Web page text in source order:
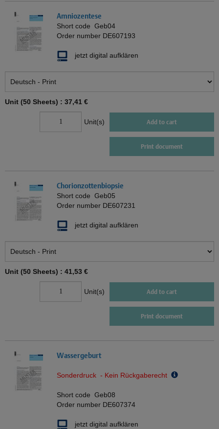
Amniozentese
Short code Geb04
Order number DE607193
jetzt digital aufklären
Unit (50 Sheets) : 37,41 €
Unit(s) Add to cart
Print document
Chorionzottenbiopsie
Short code Geb05
Order number DE607231
jetzt digital aufklären
Unit (50 Sheets) : 41,53 €
Unit(s) Add to cart
Print document
Wassergeburt
Sonderdruck - Kein Rückgaberecht
Short code Geb08
Order number DE607374
jetzt digital aufklären